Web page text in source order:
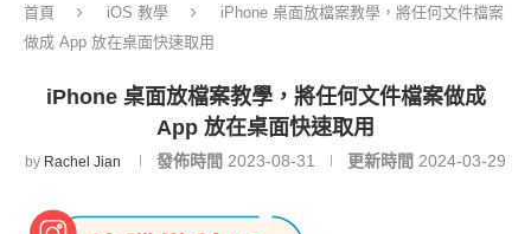
首頁 iOS 教學
iPhone 桌面放檔案教學，將任何文件檔案
做成 App 放在桌面快速取用
iPhone 桌面放檔案教學，將任何文件檔案做成
App 放在桌面快速取用
by Rachel Jian 發佈時間 2023-08-31 更新時間 2024-03-29